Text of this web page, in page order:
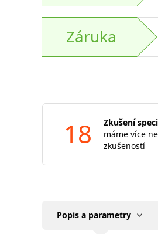
Záruka
18
Zkušení
máme více
zkušeností
Popis a parametry